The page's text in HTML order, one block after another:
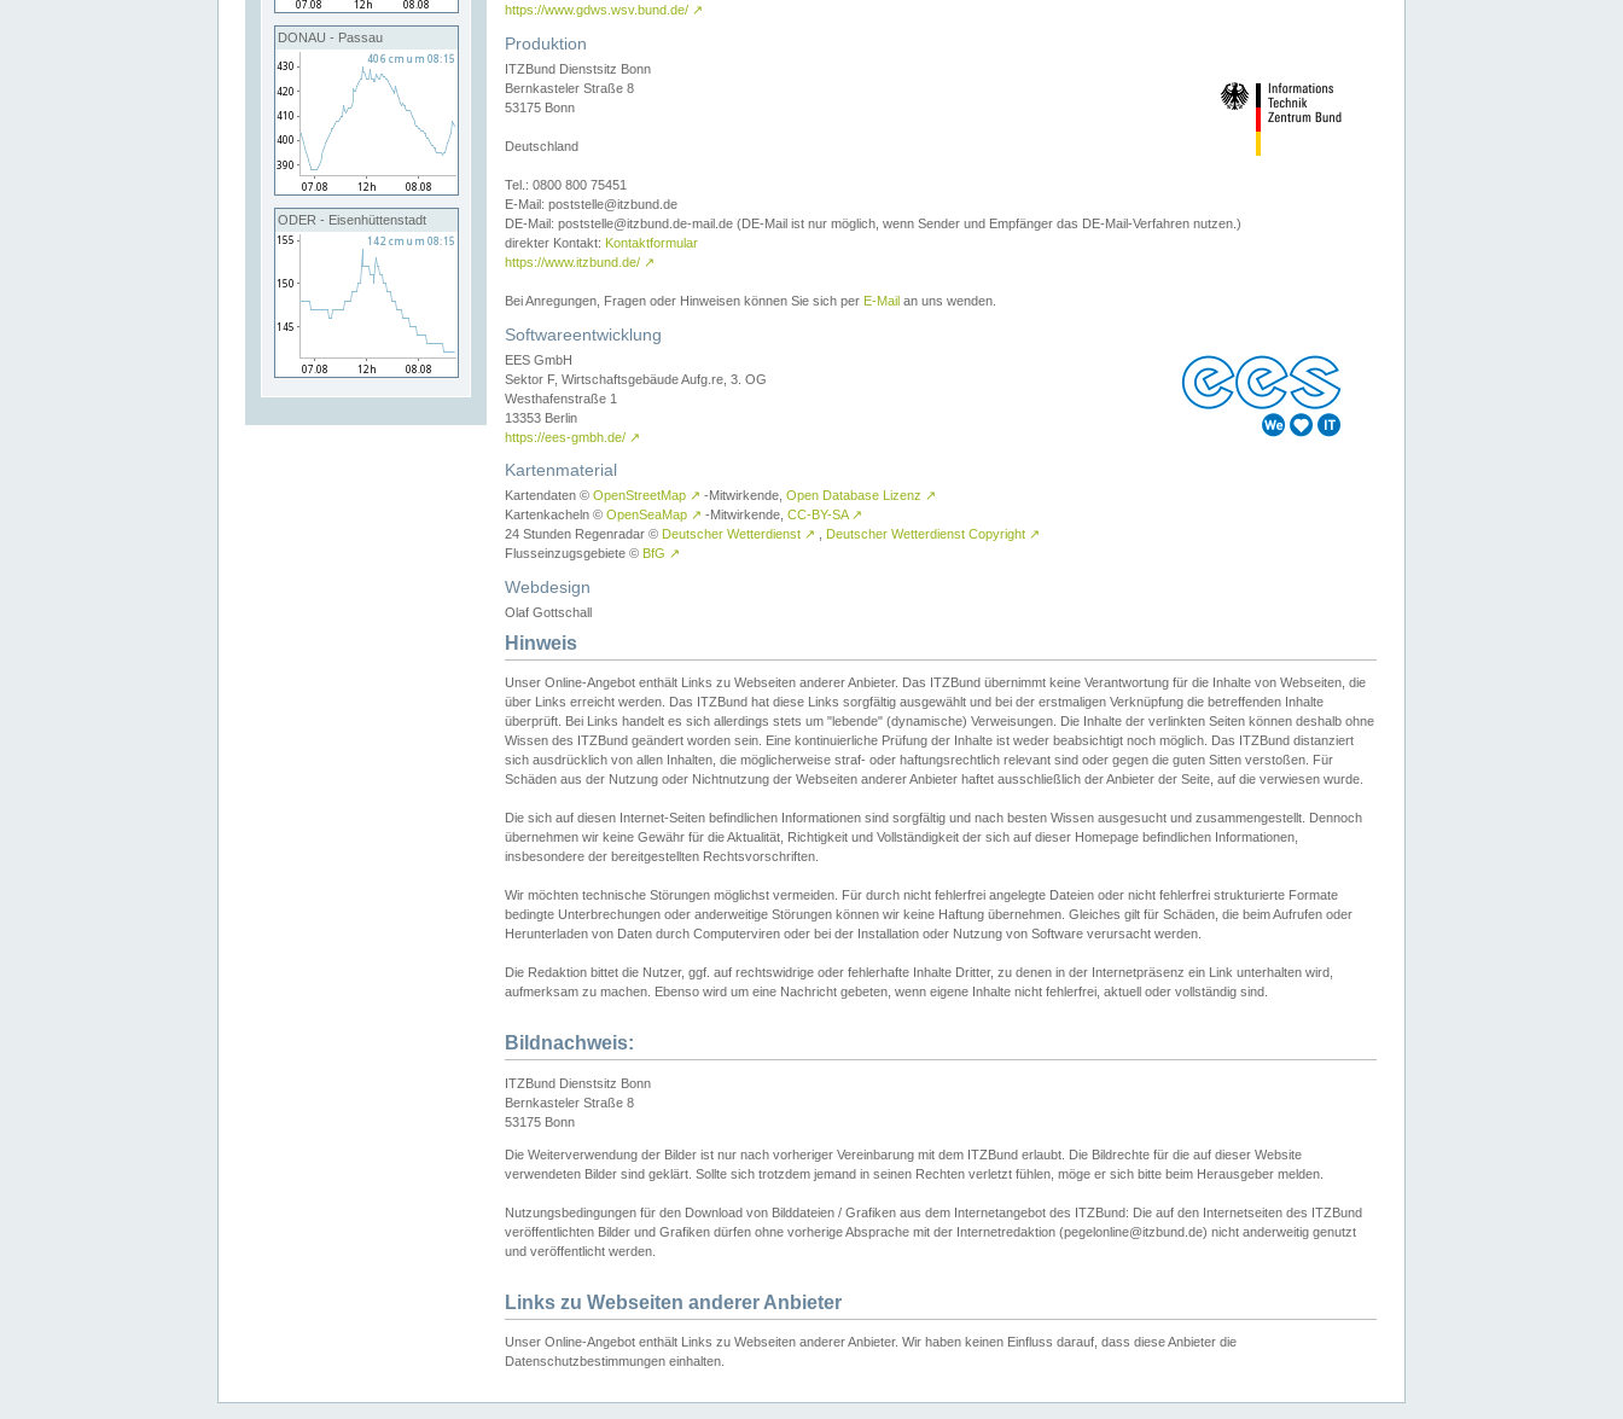
DONAU - Passau
ODER - Eisenhüttenstadt
https://www.gdws.wsv.bund.de/ ↗
Produktion
ITZBund Dienstsitz Bonn
Bernkasteler Straße 8
53175 Bonn
Deutschland
Tel.: 0800 800 75451
E-Mail: poststelle@itzbund.de
DE-Mail: poststelle@itzbund.de-mail.de (DE-Mail ist nur möglich, wenn Sender und Empfänger das DE-Mail-Verfahren nutzen.)
direkter Kontakt: Kontaktformular
https://www.itzbund.de/ ↗
Bei Anregungen, Fragen oder Hinweisen können Sie sich per E-Mail an uns wenden.
Softwareentwicklung
EES GmbH
Sektor F, Wirtschaftsgebäude Aufg.re, 3. OG
Westhafenstraße 1
13353 Berlin
https://ees-gmbh.de/ ↗
Kartenmaterial
Kartendaten © OpenStreetMap ↗ -Mitwirkende, Open Database Lizenz ↗
Kartenkacheln © OpenSeaMap ↗ -Mitwirkende, CC-BY-SA ↗
24 Stunden Regenradar © Deutscher Wetterdienst ↗ Deutscher Wetterdienst Copyright ↗
Flusseinzugsgebiete © BfG ↗
Webdesign
Olaf Gottschall
Hinweis
Unser Online-Angebot enthält Links zu Webseiten anderer Anbieter. Das ITZBund übernimmt keine Verantwortung für die Inhalte von Webseiten, die
über Links erreicht werden. Das ITZBund hat diese Links sorgfältig ausgewählt und bei der erstmaligen Verknüpfung die betreffenden Inhalte
überprüft. Bei Links handelt es sich allerdings stets um "lebende" (dynamische) Verweisungen. Die Inhalte der verlinkten Seiten können deshalb ohne
Wissen des ITZBund geändert worden sein. Eine kontinuierliche Prüfung der Inhalte ist weder beabsichtigt noch möglich. Das ITZBund distanziert
sich ausdrücklich von allen Inhalten, die möglicherweise straf- oder haftungsrechtlich relevant sind oder gegen die guten Sitten verstoßen. Für
Schäden aus der Nutzung oder Nichtnutzung der Webseiten anderer Anbieter haftet ausschließlich der Anbieter der Seite, auf die verwiesen wurde.
Die sich auf diesen Internet-Seiten befindlichen Informationen sind sorgfältig und nach besten Wissen ausgesucht und zusammengestellt. Dennoch
übernehmen wir keine Gewähr für die Aktualität, Richtigkeit und Vollständigkeit der sich auf dieser Homepage befindlichen Informationen,
insbesondere der bereitgestellten Rechtsvorschriften.
Wir möchten technische Störungen möglichst vermeiden. Für durch nicht fehlerfrei angelegte Dateien oder nicht fehlerfrei strukturierte Formate
bedingte Unterbrechungen oder anderweitige Störungen können wir keine Haftung übernehmen. Gleiches gilt für Schäden, die beim Aufrufen oder
Herunterladen von Daten durch Computerviren oder bei der Installation oder Nutzung von Software verursacht werden.
Die Redaktion bittet die Nutzer, ggf. auf rechtswidrige oder fehlerhafte Inhalte Dritter, zu denen in der Internetpräsenz ein Link unterhalten wird,
aufmerksam zu machen. Ebenso wird um eine Nachricht gebeten, wenn eigene Inhalte nicht fehlerfrei, aktuell oder vollständig sind.
Bildnachweis:
ITZBund Dienstsitz Bonn
Bernkasteler Straße 8
53175 Bonn
Die Weiterverwendung der Bilder ist nur nach vorheriger Vereinbarung mit dem ITZBund erlaubt. Die Bildrechte für die auf dieser Website
verwendeten Bilder sind geklärt. Sollte sich trotzdem jemand in seinen Rechten verletzt fühlen, möge er sich bitte beim Herausgeber melden.
Nutzungsbedingungen für den Download von Bilddateien / Grafiken aus dem Internetangebot des ITZBund: Die auf den Internetseiten des ITZBund
veröffentlichten Bilder und Grafiken dürfen ohne vorherige Absprache mit der Internetredaktion (pegelonline@itzbund.de) nicht anderweitig genutzt
und veröffentlicht werden.
Links zu Webseiten anderer Anbieter
Unser Online-Angebot enthält Links zu Webseiten anderer Anbieter. Wir haben keinen Einfluss darauf, dass diese Anbieter die
Datenschutzbestimmungen einhalten.